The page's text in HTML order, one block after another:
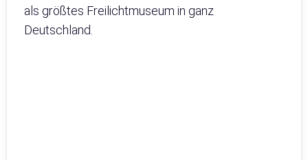
als größtes Freilichtmuseum in ganz
Deutschland.